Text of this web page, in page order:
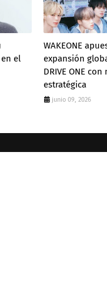
el
WAKEONE
expansión
DRIVE ONE
estratégica
junio 09, 2026